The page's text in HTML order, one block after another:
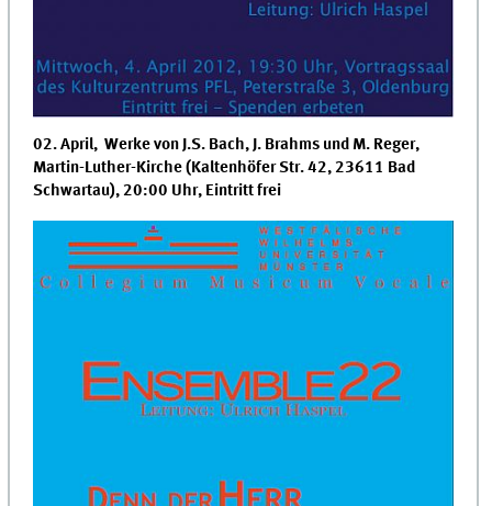
02. April, Werke von J.S. Bach, J. Brahms und M. Reger,
Martin-Luther-Kirche (Kaltenhöfer Str. 42, 23611 Bad
Schwartau), 20:00 Uhr, Eintritt frei